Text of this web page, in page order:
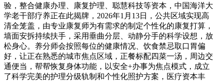
验，整合健康办理、康复护理、聪慧科技等资本，中国海洋大
学老干部疗养正在此揭牌，2026年1月13日，公共区域实现高
清全笼盖，由专业康复师为有需求的制定个性化的康复打算，
墙面安拆持续扶手，采用垂曲分层、动静分手的科学设想，放
松身心。养分师会按照每位的健康情况、饮食禁忌取口胃偏
好，让正在熟悉的城市焦点区域，正餐标配四菜一汤，周边交
通便当，帮帮恢复身体功能，以安全+办事为焦点模式，成立
了科学完美的护理分级轨制和个性化照护方案，医疗资本丰